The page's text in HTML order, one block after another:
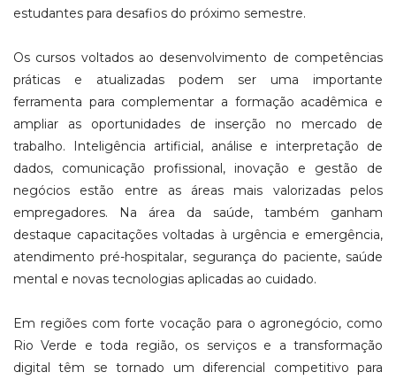
estudantes para desafios do próximo semestre.
Os cursos voltados ao desenvolvimento de competências
práticas e atualizadas podem ser uma importante
ferramenta para complementar a formação acadêmica e
ampliar as oportunidades de inserção no mercado de
trabalho. Inteligência artificial, análise e interpretação de
dados, comunicação profissional, inovação e gestão de
negócios estão entre as áreas mais valorizadas pelos
empregadores. Na área da saúde, também ganham
destaque capacitações voltadas à urgência e emergência,
atendimento pré-hospitalar, segurança do paciente, saúde
mental e novas tecnologias aplicadas ao cuidado.
Em regiões com forte vocação para o agronegócio, como
Rio Verde e toda região, os serviços e a transformação
digital têm se tornado um diferencial competitivo para